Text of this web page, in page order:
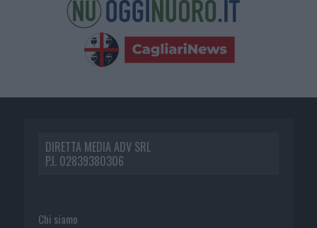
DIRETTA MEDIA ADV SRL
P.I. 02839380306
Chi siamo